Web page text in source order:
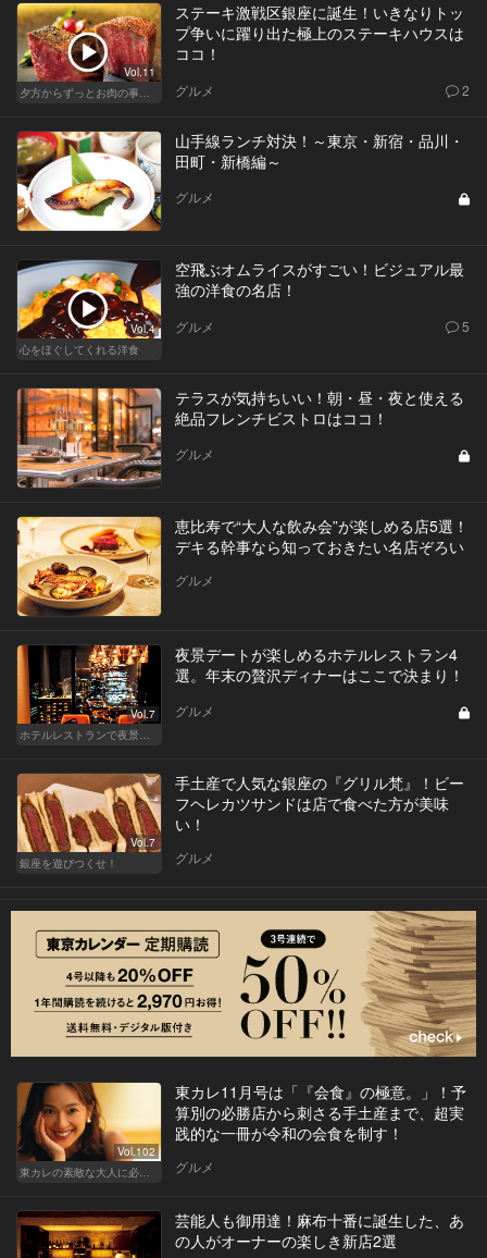
Vol.11
夕方からずっとお肉の事を考えてる貴方へ
ステーキ激戦区銀座に誕生！いきなりトッ
プ争いに躍り出た極上のステーキハウスは
ココ！
グルメ 2
山手線ランチ対決！～東京・新宿・品川・
田町・新橋編～
グルメ
Vol.4
心をほぐしてくれる洋食
空飛ぶオムライスがすごい！ビジュアル最
強の洋食の名店！
グルメ 5
テラスが気持ちいい！朝・昼・夜と使える
絶品フレンチビストロはココ！
グルメ
恵比寿で“大人な飲み会”が楽しめる店5選！
デキる幹事なら知っておきたい名店ぞろい
グルメ
Vol.7
ホテルレストランで夜景デートはやっぱり盛り上がる
夜景デートが楽しめるホテルレストラン4
選。年末の贅沢ディナーはここで決まり！
グルメ
Vol.7
銀座を遊びつくせ！
手土産で人気な銀座の『グリル梵』！ビー
フヘレカツサンドは店で食べた方が美味
い！
グルメ
Vol.102
東カレの素敵な大人に必要なこと
東カレ11月号は「『会食』の極意。」！予
算別の必勝店から刺さる手土産まで、超実
践的な一冊が令和の会食を制す！
グルメ
芸能人も御用達！麻布十番に誕生した、あ
の人がオーナーの楽しき新店2選